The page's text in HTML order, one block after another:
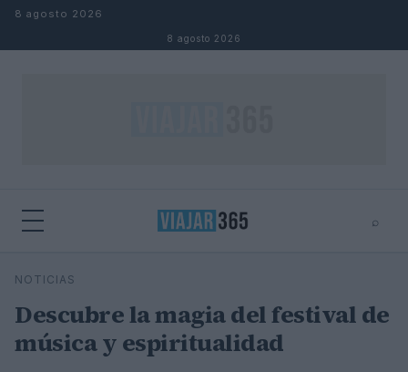
Saltar al contenido
8 agosto 2026
8 agosto 2026
⌕
Buscar
NOTICIAS
Descubre la magia del festival de
música y espiritualidad